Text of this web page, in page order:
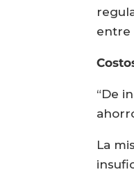
entre
“De
La